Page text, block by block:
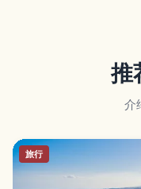
推
介
旅行